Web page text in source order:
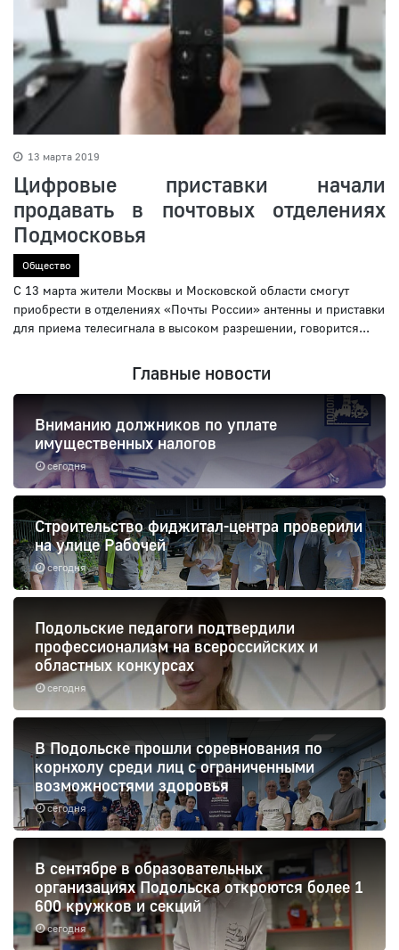
13 марта 2019
Цифровые приставки начали
продавать в почтовых отделениях
Подмосковья
Общество
С 13 марта жители Москвы и Московской области смогут
приобрести в отделениях «Почты России» антенны и приставки
для приема телесигнала в высоком разрешении, говорится...
Главные новости
сегодня
Вниманию должников по уплате
имущественных налогов
сегодня
Строительство фиджитал-центра проверили
на улице Рабочей
сегодня
Подольские педагоги подтвердили
профессионализм на всероссийских и
областных конкурсах
сегодня
В Подольске прошли соревнования по
корнхолу среди лиц с ограниченными
возможностями здоровья
сегодня
В сентябре в образовательных
организациях Подольска откроются более 1
600 кружков и секций